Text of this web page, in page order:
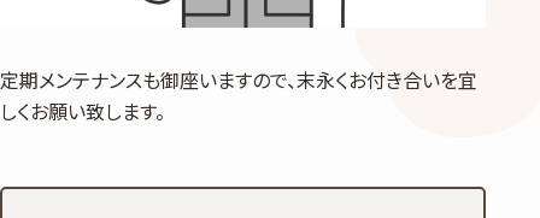
定期メンテナンスも御座いますので、末永くお付き合いを宜
しくお願い致します。